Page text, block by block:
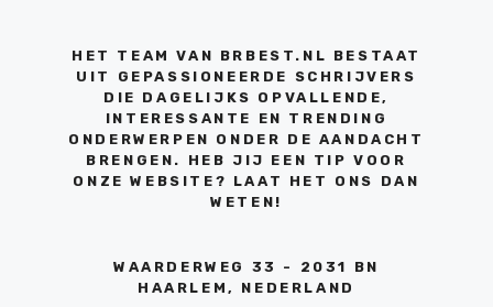
HET TEAM VAN BRBEST.NL BESTAAT
UIT GEPASSIONEERDE SCHRIJVERS
DIE DAGELIJKS OPVALLENDE,
INTERESSANTE EN TRENDING
ONDERWERPEN ONDER DE AANDACHT
BRENGEN. HEB JIJ EEN TIP VOOR
ONZE WEBSITE? LAAT HET ONS DAN
WETEN!
WAARDERWEG 33 - 2031 BN
HAARLEM, NEDERLAND